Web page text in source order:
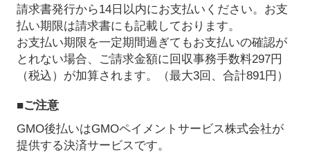
請求書発行から14日以内にお支払いください。お支
払い期限は請求書にも記載しております。
お支払い期限を一定期間過ぎてもお支払いの確認が
とれない場合、ご請求金額に回収事務手数料297円
（税込）が加算されます。（最大3回、合計891円）
■ご注意
GMO後払いはGMOペイメントサービス株式会社が
提供する決済サービスです。